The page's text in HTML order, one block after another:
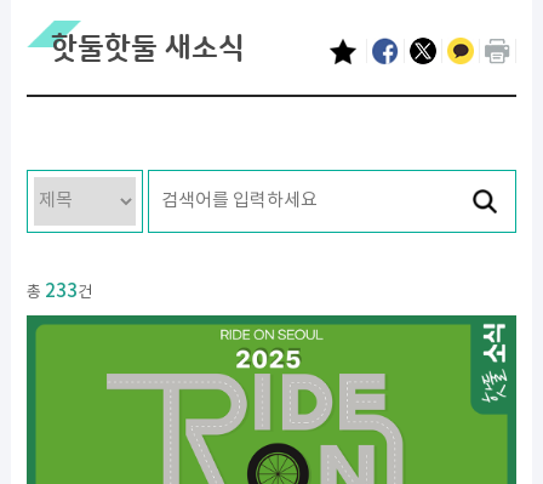
핫둘핫둘 새소식
총 233건